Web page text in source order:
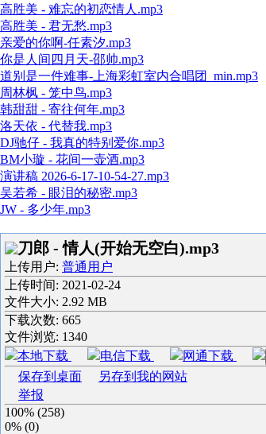
高胜美 - 难忘的初恋情人.mp3
高胜美 - 君无愁.mp3
亲爱的你啊-任素汐.mp3
你是人间四月天-邵帅.mp3
道别是一件难事-上海彩虹室内合唱团_min.mp3
周林枫 - 笼中鸟.mp3
韩甜甜 - 寄往何年.mp3
洛天依 - 代替我.mp3
DJ驰仔 - 我真的特别爱你.mp3
BM小璇 - 花间一壶酒.mp3
演讲稿 2026-6-17-10-54-27.mp3
吴若希 - 眼泪的秘密.mp3
JW - 多少年.mp3
刀郎 - 情人(开始无空白).mp3
上传用户: 普通用户
上传时间: 2021-02-24
文件大小: 2.92 MB
下载次数: 665
文件浏览: 1340
本地下载
电信下载 网通下载
保存到桌面
另存到我的网站
举报
100% (258)
0% (0)